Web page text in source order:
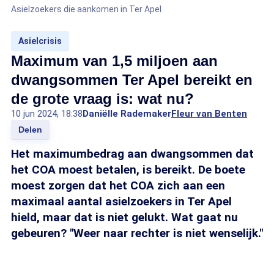
Asielzoekers die aankomen in Ter Apel
Asielcrisis
Maximum van 1,5 miljoen aan
dwangsommen Ter Apel bereikt en
de grote vraag is: wat nu?
10 jun 2024, 18:38Daniëlle RademakerFleur van Benten
Delen
Het maximumbedrag aan dwangsommen dat
het COA moest betalen, is bereikt. De boete
moest zorgen dat het COA zich aan een
maximaal aantal asielzoekers in Ter Apel
hield, maar dat is niet gelukt. Wat gaat nu
gebeuren? "Weer naar rechter is niet wenselijk."